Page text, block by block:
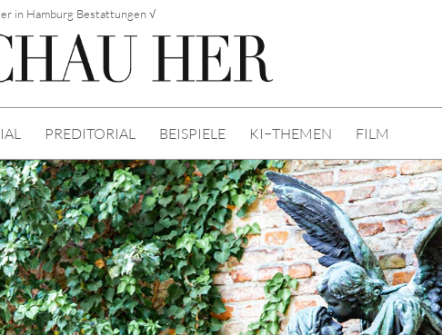
in Hamburg Bestattungen √
PREDITORIAL BEISPIELE KI−THEMEN FILM